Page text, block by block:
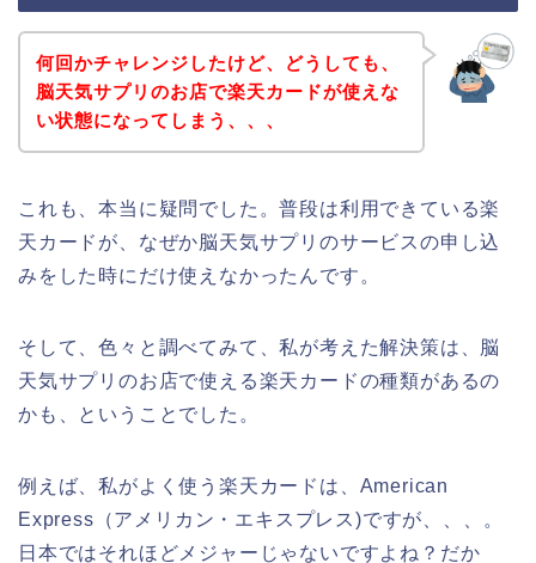
何回かチャレンジしたけど、どうしても、
脳天気サプリのお店で楽天カードが使えな
い状態になってしまう、、、
これも、本当に疑問でした。普段は利用できている楽
天カードが、なぜか脳天気サプリのサービスの申し込
みをした時にだけ使えなかったんです。
そして、色々と調べてみて、私が考えた解決策は、脳
天気サプリのお店で使える楽天カードの種類があるの
かも、ということでした。
例えば、私がよく使う楽天カードは、American
Express（アメリカン・エキスプレス)ですが、、、。
日本ではそれほどメジャーじゃないですよね？だか